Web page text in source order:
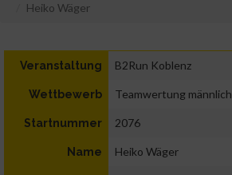
Heiko Wäger
Veranstaltung B2Run Koblenz
Wettbewerb Teamwertung männlich
Startnummer 2076
Name Heiko Wäger